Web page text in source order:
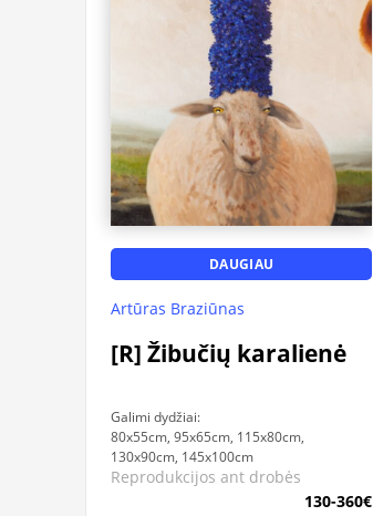
DAUGIAU
Artūras Braziūnas
[R] Žibučių karalienė
Galimi dydžiai:
80x55cm, 95x65cm, 115x80cm,
130x90cm, 145x100cm
Reprodukcijos ant drobės
130-360€